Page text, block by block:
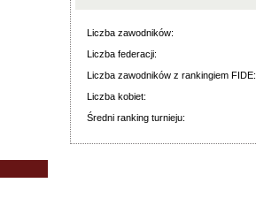
Liczba zawodników:
Liczba federacji:
Liczba zawodników z rankingiem FIDE:
Liczba kobiet:
Średni ranking turnieju: